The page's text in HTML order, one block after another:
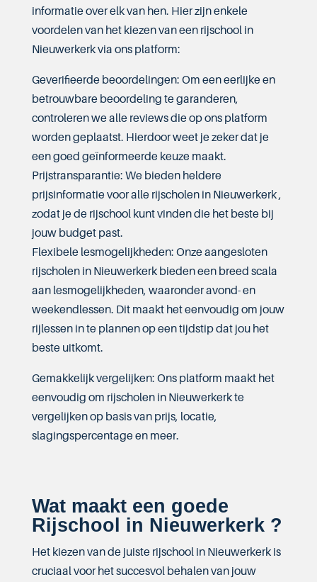
informatie over elk van hen. Hier zijn enkele
voordelen van het kiezen van een rijschool in
Nieuwerkerk via ons platform:
Geverifieerde beoordelingen: Om een eerlijke en
betrouwbare beoordeling te garanderen,
controleren we alle reviews die op ons platform
worden geplaatst. Hierdoor weet je zeker dat je
een goed geïnformeerde keuze maakt.
Prijstransparantie: We bieden heldere
prijsinformatie voor alle rijscholen in Nieuwerkerk ,
zodat je de rijschool kunt vinden die het beste bij
jouw budget past.
Flexibele lesmogelijkheden: Onze aangesloten
rijscholen in Nieuwerkerk bieden een breed scala
aan lesmogelijkheden, waaronder avond- en
weekendlessen. Dit maakt het eenvoudig om jouw
rijlessen in te plannen op een tijdstip dat jou het
beste uitkomt.
Gemakkelijk vergelijken: Ons platform maakt het
eenvoudig om rijscholen in Nieuwerkerk te
vergelijken op basis van prijs, locatie,
slagingspercentage en meer.
Wat maakt een goede
Rijschool in Nieuwerkerk ?
Het kiezen van de juiste rijschool in Nieuwerkerk is
cruciaal voor het succesvol behalen van jouw